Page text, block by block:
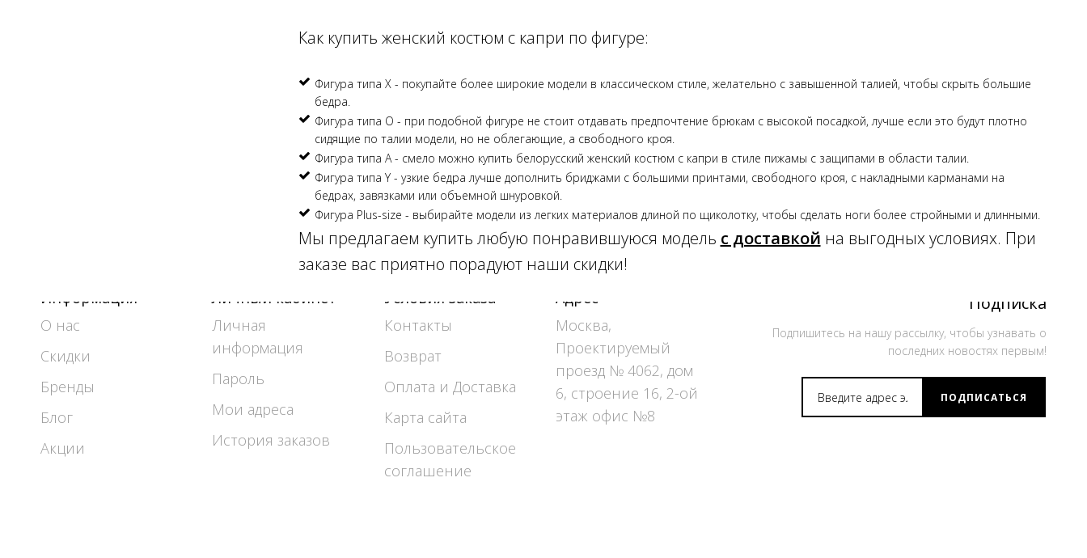
Как купить женский костюм с капри по фигуре:
Фигура типа Х - покупайте более широкие модели в классическом стиле, желательно с завышенной талией, чтобы скрыть большие
бедра.
Фигура типа О - при подобной фигуре не стоит отдавать предпочтение брюкам с высокой посадкой, лучше если это будут плотно
сидящие по талии модели, но не облегающие, а свободного кроя.
Фигура типа А - смело можно купить белорусский женский костюм с капри в стиле пижамы с защипами в области талии.
Фигура типа Y - узкие бедра лучше дополнить бриджами с большими принтами, свободного кроя, с накладными карманами на
бедрах, завязками или объемной шнуровкой.
Фигура Plus-size - выбирайте модели из легких материалов длиной по щиколотку, чтобы сделать ноги более стройными и длинными.
Мы предлагаем купить любую понравившуюся модель с доставкой на выгодных условиях. При
заказе вас приятно порадуют наши скидки!
Информация
О нас
Скидки
Бренды
Блог
Акции
Личный кабинет
Личная
информация
Пароль
Мои адреса
История заказов
Условия заказа
Контакты
Возврат
Оплата и Доставка
Карта сайта
Пользовательское
соглашение
Адрес
Москва,
Проектируемый
проезд № 4062, дом
6, строение 16, 2-ой
этаж офис №8
Подписка
Подпишитесь на нашу рассылку, чтобы узнавать о
последних новостях первым!
ПОДПИСАТЬСЯ